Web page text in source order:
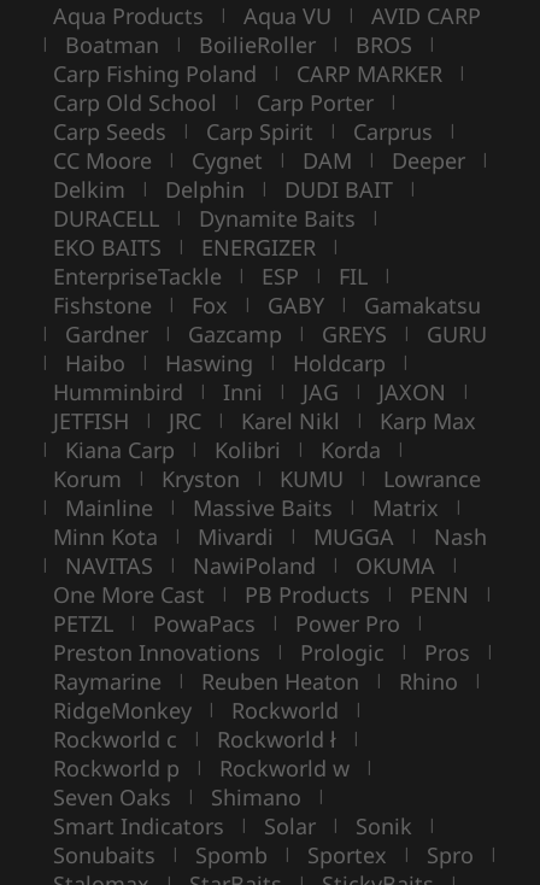
Aqua Products | Aqua VU | AVID CARP
| Boatman | BoilieRoller | BROS |
Carp Fishing Poland | CARP MARKER |
Carp Old School | Carp Porter |
Carp Seeds | Carp Spirit | Carprus |
CC Moore | Cygnet | DAM | Deeper |
Delkim | Delphin | DUDI BAIT |
DURACELL | Dynamite Baits |
EKO BAITS | ENERGIZER |
EnterpriseTackle | ESP | FIL |
Fishstone | Fox | GABY | Gamakatsu
| Gardner | Gazcamp | GREYS | GURU
| Haibo | Haswing | Holdcarp |
Humminbird | Inni | JAG | JAXON |
JETFISH | JRC | Karel Nikl | Karp Max
| Kiana Carp | Kolibri | Korda |
Korum | Kryston | KUMU | Lowrance
| Mainline | Massive Baits | Matrix |
Minn Kota | Mivardi | MUGGA | Nash
| NAVITAS | NawiPoland | OKUMA |
One More Cast | PB Products | PENN |
PETZL | PowaPacs | Power Pro |
Preston Innovations | Prologic | Pros |
Raymarine | Reuben Heaton | Rhino |
RidgeMonkey | Rockworld |
Rockworld c | Rockworld ł |
Rockworld p | Rockworld w |
Seven Oaks | Shimano |
Smart Indicators | Solar | Sonik |
Sonubaits | Spomb | Sportex | Spro |